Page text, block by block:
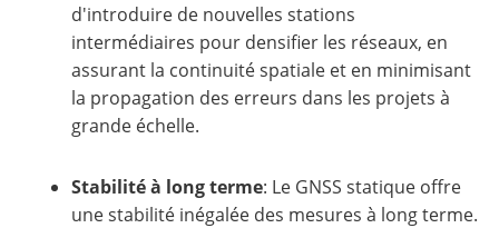
d'introduire de nouvelles stations
intermédiaires pour densifier les réseaux, en
assurant la continuité spatiale et en minimisant
la propagation des erreurs dans les projets à
grande échelle.
Stabilité à long terme: Le GNSS statique offre
une stabilité inégalée des mesures à long terme.